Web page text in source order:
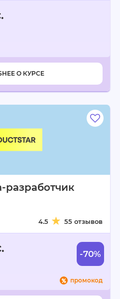
О КУРСЕ
разработчик
4.5 55 отзывов
-70%
промокод